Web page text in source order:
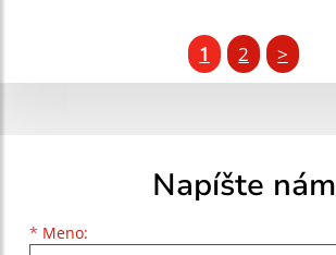
1 2 >
Napíšte nám
* Meno:
Meno
Priezvisko
E-mailová adresa